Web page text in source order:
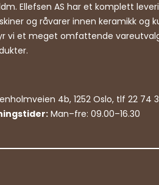
Ellefsen AS har et komplett
og råvarer innen keramikk og
vi et meget omfattende
4b, 1252 Oslo, tlf 22 74
Man–fre: 09.00–16.30